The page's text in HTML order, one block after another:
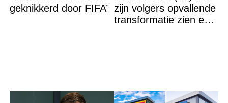
geknikkerd door FIFA’
zijn volgers opvallende
transformatie zien en